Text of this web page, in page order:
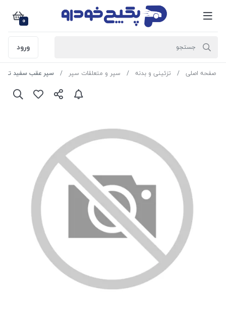
0
ورود
صفحه اصلی تزئینی و بدنه سپر و متعلقات سپر سپر عقب سفید تیبا 2 50144 ارین خودرو